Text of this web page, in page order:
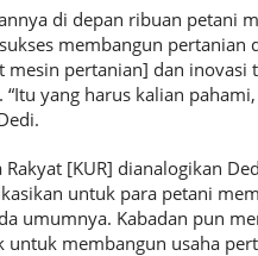
di depan ribuan petani
sukses membangun
mesin pertanian] dan
“Itu yang harus kalian
[KUR] dianalogikan
untuk para petani
umumnya. Kabadan pun
untuk membangun usaha